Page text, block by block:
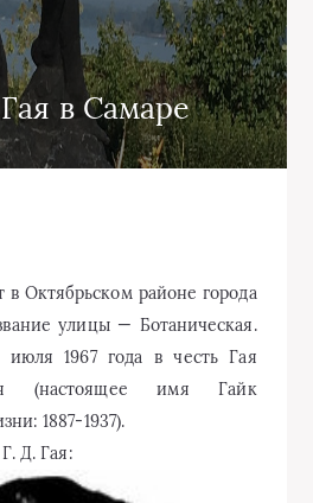
в Самаре
в Октябрьском районе города
улицы — Ботаническая.
июля 1967 года в честь Гая
(настоящее имя Гайк
1887-1937).
Д. Гая: